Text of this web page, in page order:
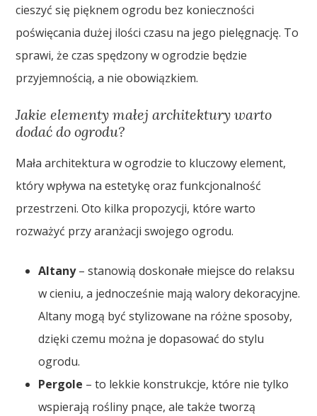
cieszyć się pięknem ogrodu bez konieczności
poświęcania dużej ilości czasu na jego pielęgnację. To
sprawi, że czas spędzony w ogrodzie będzie
przyjemnością, a nie obowiązkiem.
Jakie elementy małej architektury warto
dodać do ogrodu?
Mała architektura w ogrodzie to kluczowy element,
który wpływa na estetykę oraz funkcjonalność
przestrzeni. Oto kilka propozycji, które warto
rozważyć przy aranżacji swojego ogrodu.
Altany– stanowią doskonałe miejsce do relaksu
w cieniu, a jednocześnie mają walory dekoracyjne.
Altany mogą być stylizowane na różne sposoby,
dzięki czemu można je dopasować do stylu
ogrodu.
Pergole – to lekkie konstrukcje, które nie tylko
wspierają rośliny pnące, ale także tworzą